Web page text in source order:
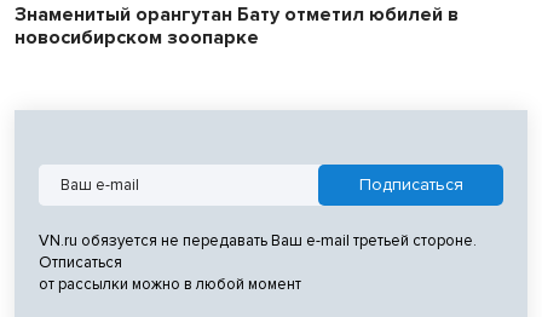
Знаменитый орангутан Бату отметил юбилей в
новосибирском зоопарке
VN.ru обязуется не передавать Ваш e-mail третьей стороне.
Отписаться
от рассылки можно в любой момент